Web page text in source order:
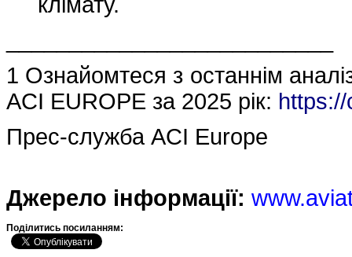
клімату.
1 Ознайомтеся з останнім
ACI EUROPE за 2025 рік:
Прес-служба ACI Europe
Джерело інформації:
Подiлитись посиланням: